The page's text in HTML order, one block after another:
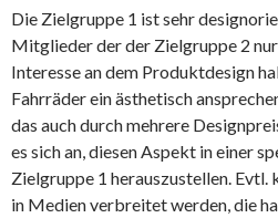
Die Zielgruppe 1 ist sehr
Mitglieder der der Zielgruppe 2
Interesse an dem Produktdesign
Fahrräder ein ästhetisch
das auch durch mehrere
es sich an, diesen Aspekt in einer
Zielgruppe 1 herauszustellen.
in Medien verbreitet werden, die